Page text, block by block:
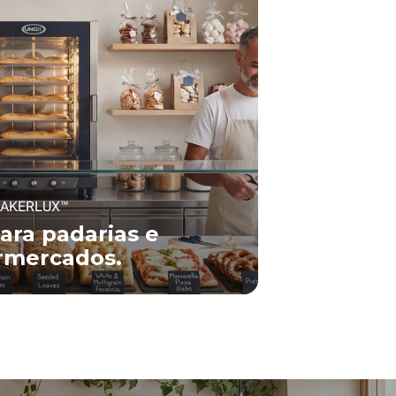
padarias e